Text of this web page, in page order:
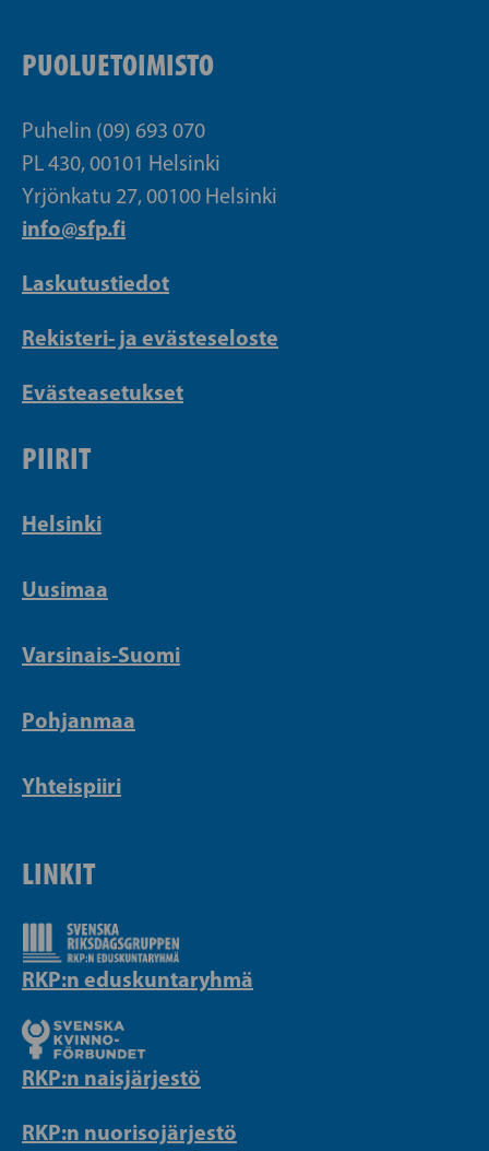
PUOLUETOIMISTO
Puhelin (09) 693 070
PL 430, 00101 Helsinki
Yrjönkatu 27, 00100 Helsinki
info@sfp.fi
Laskutustiedot
Rekisteri- ja evästeseloste
Evästeasetukset
PIIRIT
Helsinki
Uusimaa
Varsinais-Suomi
Pohjanmaa
Yhteispiiri
LINKIT
RKP:n eduskuntaryhmä
RKP:n naisjärjestö
RKP:n nuorisojärjestö